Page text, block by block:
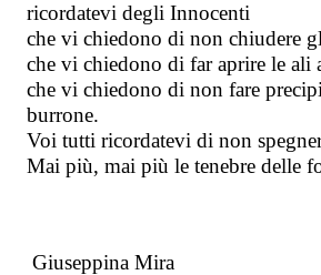
ricordatevi degli Innocenti
che vi chiedono di non chiudere
che vi chiedono di far aprire le ali
che vi chiedono di non fare
burrone.
Voi tutti ricordatevi di non
Mai più, mai più le tenebre delle
Giuseppina Mira